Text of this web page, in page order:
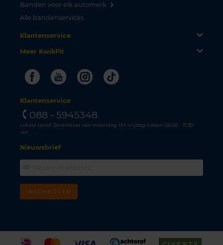
Banden voor elk automerk
Alle bandenservices
Klantenservice
Meer KwikFit
FacebookYoutubeInstagram
Tiktok
Klantenservice
088 - 5945348
Lokaal tarief. Bereikbaar van maandag t/m vrijdag tussen 08.00 - 17.30
uur.
Nieuwsbrief
INSCHRIJVEN